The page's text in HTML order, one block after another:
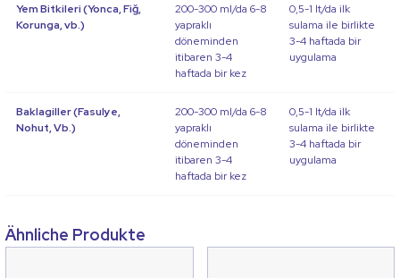
Yem Bitkileri (Yonca, Fiğ,
Korunga, vb.)
200-300 ml/da 6-8
yapraklı
döneminden
itibaren 3-4
haftada bir kez
0,5-1 lt/da ilk
sulama ile birlikte
3-4 haftada bir
uygulama
Baklagiller (Fasulye,
Nohut, Vb.)
200-300 ml/da 6-8
yapraklı
döneminden
itibaren 3-4
haftada bir kez
0,5-1 lt/da ilk
sulama ile birlikte
3-4 haftada bir
uygulama
Ähnliche Produkte